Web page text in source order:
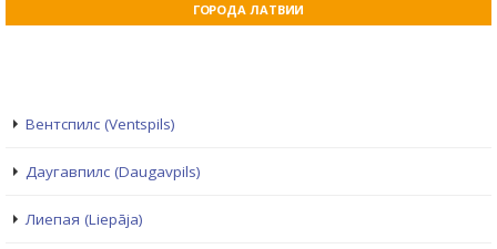
ГОРОДА ЛАТВИИ
Вентспилс (Ventspils)
Даугавпилс (Daugavpils)
Лиепая (Liepāja)